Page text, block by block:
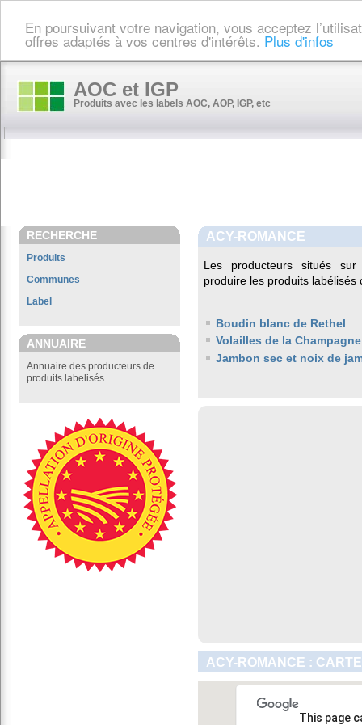
En poursuivant votre navigation, vous acceptez
offres adaptés à vos centres d'intérêts. Plus d'infos
AOC et IGP
Produits avec les labels AOC, AOP, IGP, etc
RECHERCHE
Produits
Communes
Label
ANNUAIRE
Annuaire des producteurs de
produits labelisés
ACY-ROMANCE
Les producteurs situés
produire les produits labélisés
Boudin blanc de Rethel
Volailles de la Champagne
Jambon sec et noix de
ACY-ROMANCE :
This page